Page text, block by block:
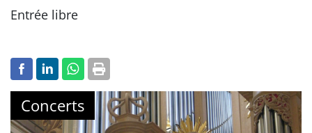
Entrée libre
Concerts